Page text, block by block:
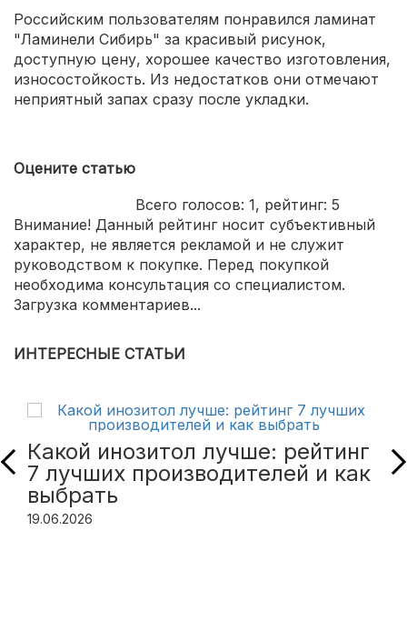
Российским пользователям понравился ламинат
"Ламинели Сибирь" за красивый рисунок,
доступную цену, хорошее качество изготовления,
износостойкость. Из недостатков они отмечают
неприятный запах сразу после укладки.
Оцените статью
Всего голосов: 1, рейтинг: 5
Внимание! Данный рейтинг носит субъективный
характер, не является рекламой и не служит
руководством к покупке. Перед покупкой
необходима консультация со специалистом.
Загрузка комментариев...
ИНТЕРЕСНЫЕ СТАТЬИ
Какой инозитол лучше: рейтинг
7 лучших производителей и как
выбрать
19.06.2026